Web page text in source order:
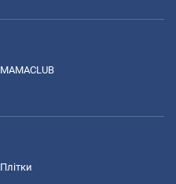
MAMACLUB
Плітки